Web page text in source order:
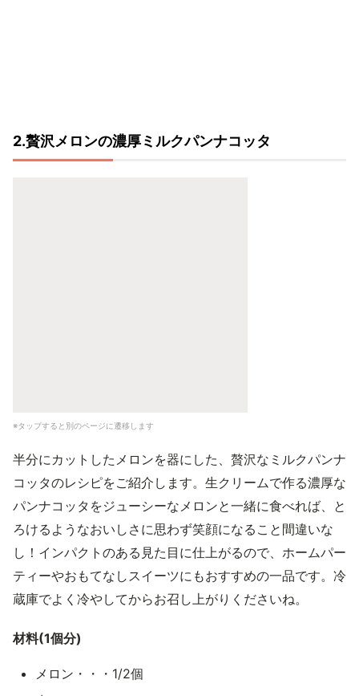
2.贅沢メロンの濃厚ミルクパンナコッタ
※タップすると別のページに遷移します
半分にカットしたメロンを器にした、贅沢なミルクパンナ
コッタのレシピをご紹介します。生クリームで作る濃厚な
パンナコッタをジューシーなメロンと一緒に食べれば、と
ろけるようなおいしさに思わず笑顔になること間違いな
し！インパクトのある見た目に仕上がるので、ホームパー
ティーやおもてなしスイーツにもおすすめの一品です。冷
蔵庫でよく冷やしてからお召し上がりくださいね。
材料(1個分)
メロン・・・1/2個